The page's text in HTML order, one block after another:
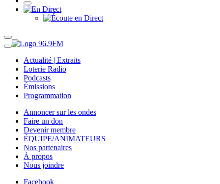
Actualité | Extraits
Loterie Radio
Podcasts
Émissions
Programmation
Annoncer sur les ondes
Faire un don
Devenir membre
ÉQUIPE/ANIMATEURS
Nos partenaires
À propos
Nous joindre
Facebook